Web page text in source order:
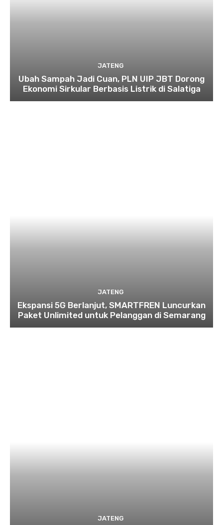
JATENG
Ubah Sampah Jadi Cuan, PLN UIP JBT Dorong
Ekonomi Sirkular Berbasis Listrik di Salatiga
JATENG
Ekspansi 5G Berlanjut, SMARTFREN Luncurkan
Paket Unlimited untuk Pelanggan di Semarang
JATENG